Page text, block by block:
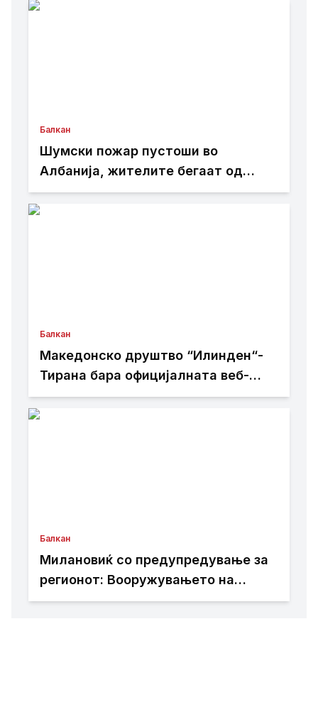
Балкан
Шумски пожар пустоши во
Албанија, жителите бегаат од
домовите
Балкан
Македонско друштво “Илинден“-
Тирана бара официјалната веб-
страница на Општина Пустец да
Балкан
Милановиќ со предупредување за
регионот: Вооружувањето на
Србија бара внимание